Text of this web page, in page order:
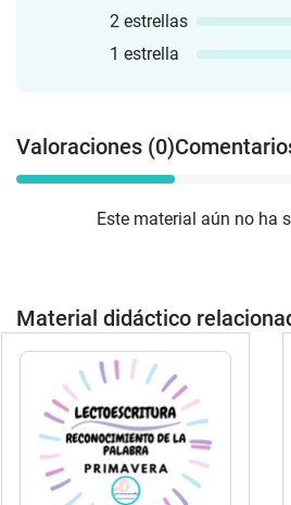
2 estrellas
1 estrella
Valoraciones (0)
Este material aún no ha
Material didáctico